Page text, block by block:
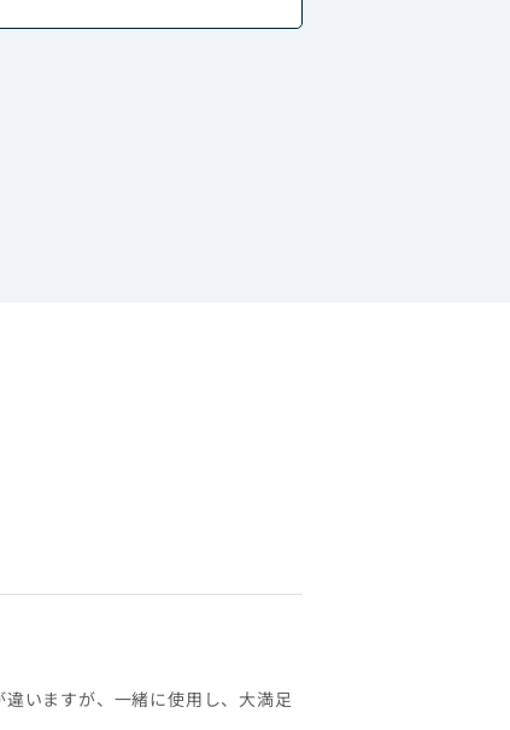
いますが、一緒に使用し、大満足